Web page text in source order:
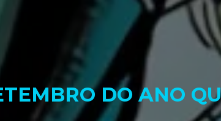
DO ANO